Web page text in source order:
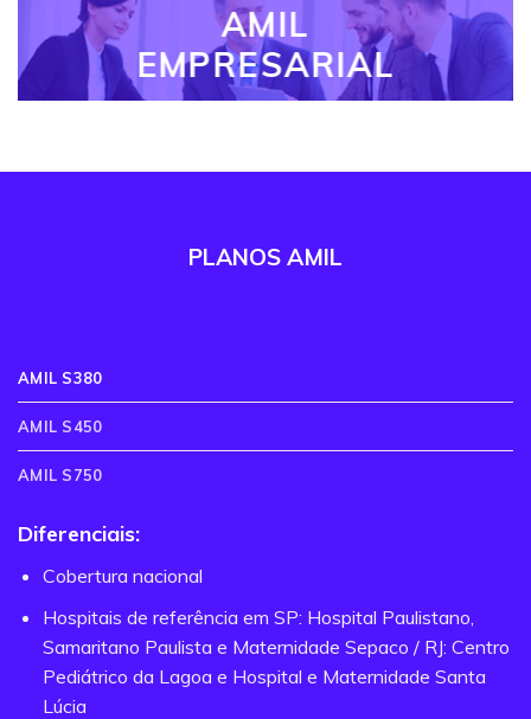
AMIL
EMPRESARIAL
PLANOS AMIL
AMIL S380
AMIL S450
AMIL S750
Diferenciais:
Cobertura nacional
Hospitais de referência em SP: Hospital Paulistano,
Samaritano Paulista e Maternidade Sepaco / RJ: Centro
Pediátrico da Lagoa e Hospital e Maternidade Santa
Lúcia